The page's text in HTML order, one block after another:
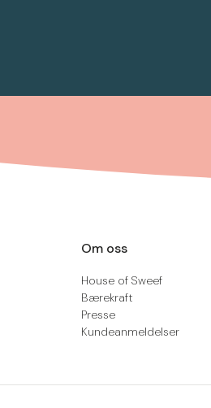
Om oss
House of Sweef
Bærekraft
Presse
Kundeanmeldelser